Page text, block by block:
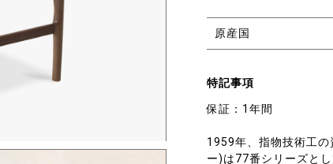
原産国
特記事項
保証：1年間
1959年、指物技術工
ー)は77番シリーズと